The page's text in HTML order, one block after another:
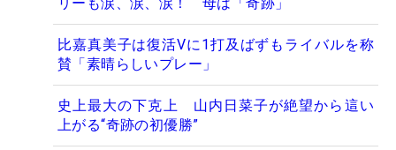
比嘉真美子は復活Vに1打及ばずもライバルを称
賛「素晴らしいプレー」
史上最大の下克上 山内日菜子が絶望から這い
上がる“奇跡の初優勝”